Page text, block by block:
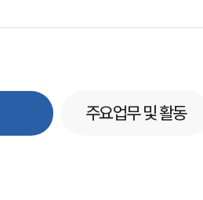
주요업무 및 활동